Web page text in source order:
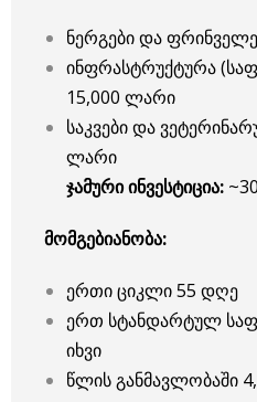
ნერგები და
ინფრასტრუქტურა
15,000 ლარი
საკვები და
ლარი
ჯამური ინვესტიცია:
მომგებიანობა:
ერთი ციკლი 55 დღე
ერთ სტანდარტულ
იხვი
წლის განმავლობაში